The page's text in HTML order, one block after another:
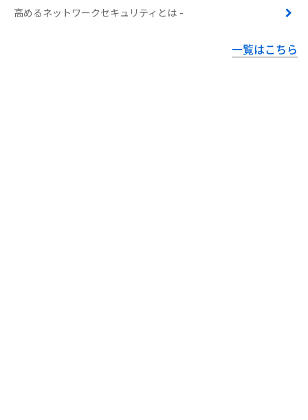
高めるネットワークセキュリティとは -
一覧はこちら